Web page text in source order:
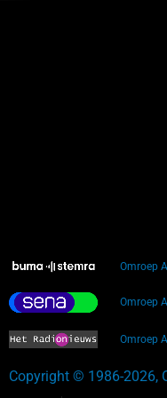
Omroep
Omroep
Omroep
Copyright © 1986-2026,